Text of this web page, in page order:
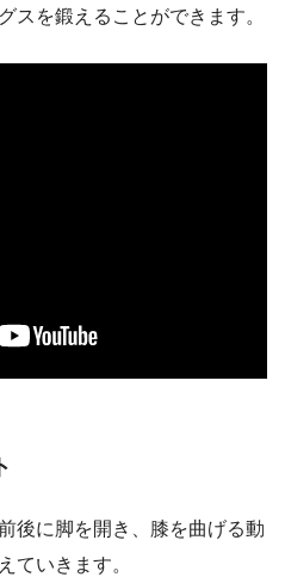
スを鍛えることができます。
後に脚を開き、膝を曲げる動
ていきます。